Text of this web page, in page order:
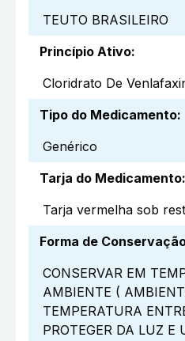
TEUTO BRASILEIRO
Princípio Ativo:
Cloridrato De
Tipo do Medicamento:
Genérico
Tarja do Medicamento:
Tarja vermelha sob
Forma de
CONSERVAR EM
AMBIENTE (
TEMPERATURA
PROTEGER DA LUZ E